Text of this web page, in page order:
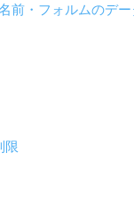
前・フォルムのデー
限